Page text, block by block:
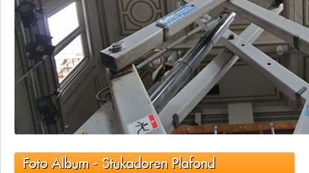
Foto Album - Stukadoren Plafond